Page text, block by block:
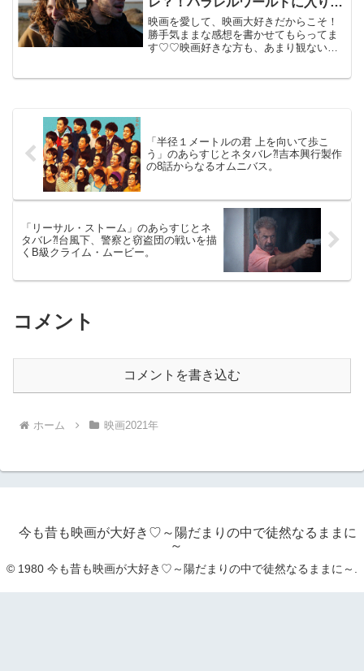
んだ男の純愛ドラマ。
映画を愛して、映画大好きだからこそ！
勝手気ままな感想を書かせてもらってま
す♡♡映画好きな方も、あまり観ない方
「半径１メートルの君 上を向いて歩こ
う」のあらすじとネタバレ⁈吉本興行製作
の8話からなるオムニバス。
「リーサル・ストーム」のあらすじとネ
タバレ⁈台風下、警察と窃盗団の戦いを描
くB級クライム・ムービー。
コメント
コメントを書き込む
ホーム 映画2021年
今も昔も映画が大好き♡～陽だまりの中で徒然なるままに
～
© 1980 今も昔も映画が大好き♡～陽だまりの中で徒然なるままに～.